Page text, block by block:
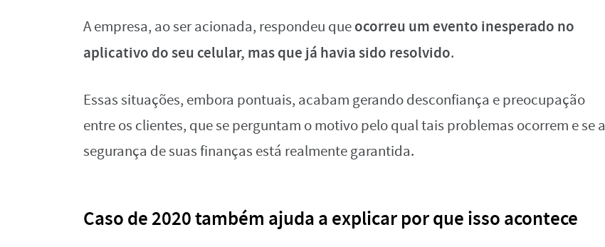
A empresa, ao ser acionada, respondeu queocorreu um evento inesperado no
aplicativo do seu celular, mas que já havia sido resolvido.
Essas situações, embora pontuais, acabam gerando desconfiança e preocupação
entre os clientes, que se perguntam o motivo pelo qual tais problemas ocorrem e se a
segurança de suas finanças está realmente garantida.
Caso de 2020 também ajuda a explicar por que isso acontece